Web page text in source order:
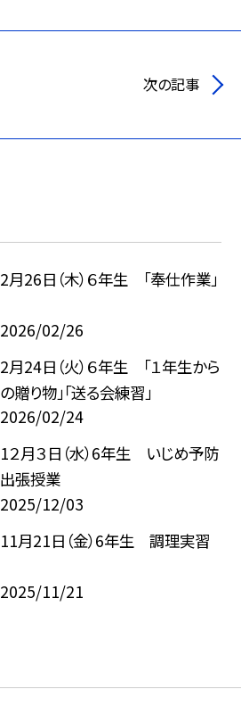
次の記事
2月26日（木）６年生 「奉仕作業」
2026/02/26
2月24日（火）６年生 「１年生から
の贈り物」「送る会練習」
2026/02/24
1２月３日（水）6年生 いじめ予防
出張授業
2025/12/03
11月21日（金）6年生 調理実習
2025/11/21